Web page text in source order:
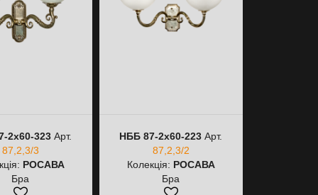
2х60-323 Арт.
87,2,3/3
РОСАВА
Бра
НББ 87-2х60-223 Арт.
87,2,3/2
Колекція: РОСАВА
Бра